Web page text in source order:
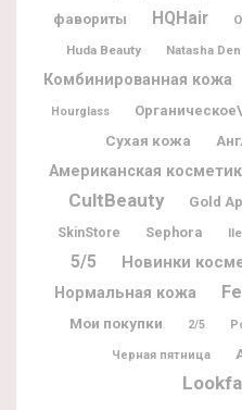
фавориты
HQHair
Huda Beauty Natasha
Комбинированная кожа
Hourglass
Сухая кожа
Американская
CultBeauty Gold
SkinStore Sephora
5/5 Новинки
Нормальная кожа
Мои покупки 2/5
Черная пятница